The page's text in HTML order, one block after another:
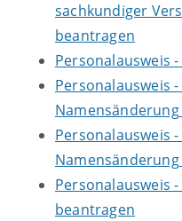
sachkundiger
beantragen
Personalausweis
Personalausweis
Personalausweis
Personalausweis
beantragen